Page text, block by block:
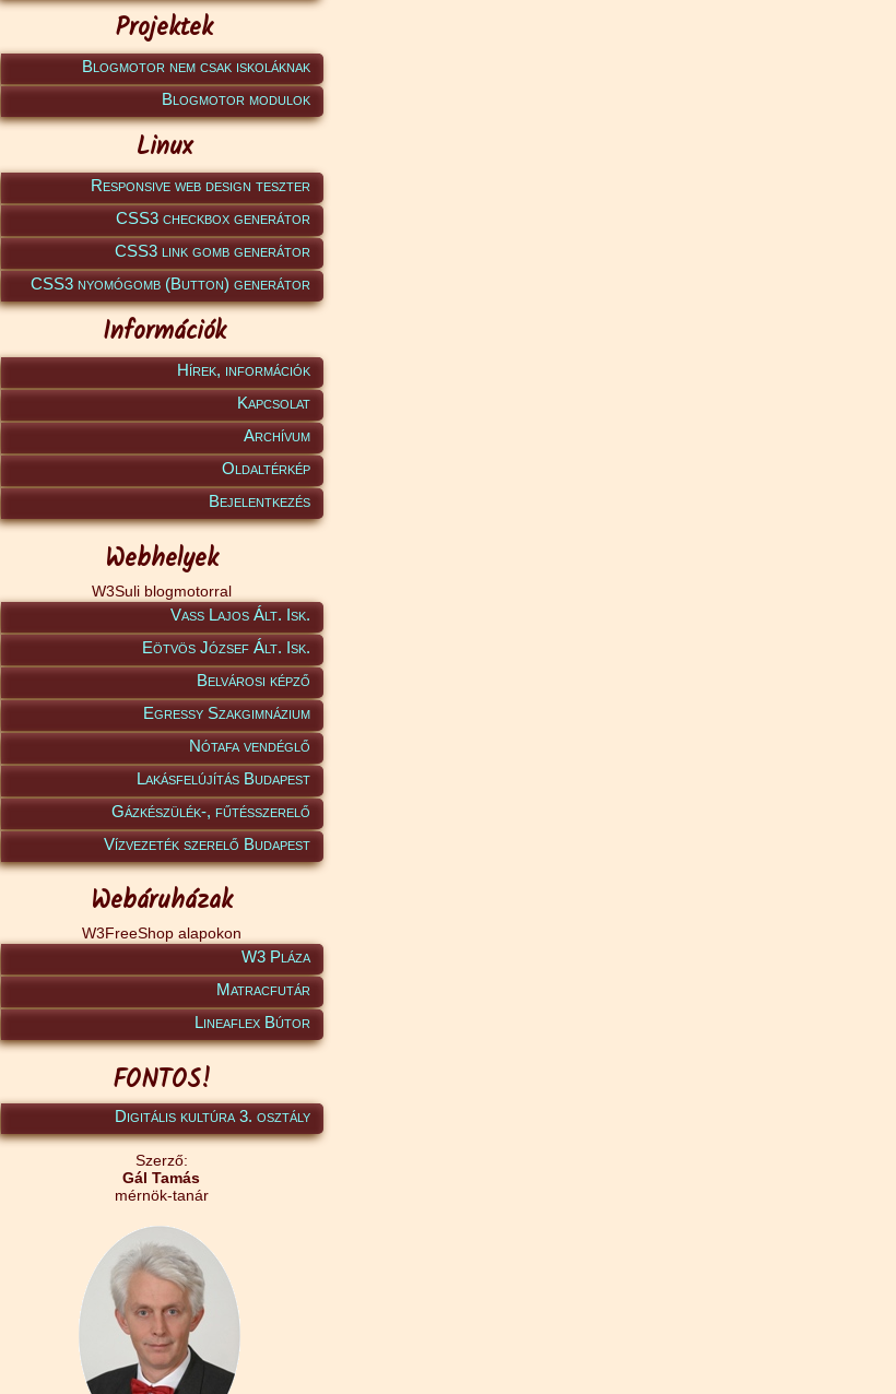
Projektek
Blogmotor nem csak iskoláknak
Blogmotor modulok
Linux
Responsive web design teszter
CSS3 checkbox generátor
CSS3 link gomb generátor
CSS3 nyomógomb (Button) generátor
Információk
Hírek, információk
Kapcsolat
Archívum
Oldaltérkép
Bejelentkezés
Webhelyek
W3Suli blogmotorral
Vass Lajos Ált. Isk.
Eötvös József Ált. Isk.
Belvárosi képző
Egressy Szakgimnázium
Nótafa vendéglő
Lakásfelújítás Budapest
Gázkészülék-, fűtésszerelő
Vízvezeték szerelő Budapest
Webáruházak
W3FreeShop alapokon
W3 Pláza
Matracfutár
Lineaflex Bútor
FONTOS!
Digitális kultúra 3. osztály
Szerző:
Gál Tamás
mérnök-tanár